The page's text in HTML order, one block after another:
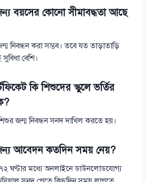
বয়সের কোনো সীমাবদ্ধতা আছে
নিবন্ধন করা সম্ভব। তবে যত তাড়াতাড়ি
বেশি।
কি শিশুদের স্কুলে ভর্তির
জন্ম নিবন্ধন সনদ দাখিল করতে হয়।
আবেদন কতদিন সময় নেয়?
ঘণ্টার মধ্যে অনলাইনে ডাউনলোডযোগ্য